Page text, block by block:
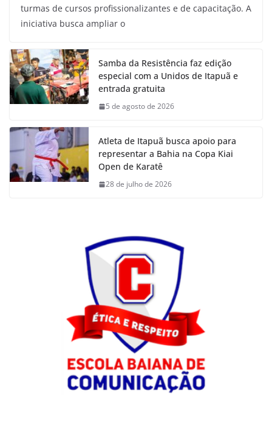
turmas de cursos profissionalizantes e de capacitação. A
iniciativa busca ampliar o
Samba da Resistência faz edição
especial com a Unidos de Itapuã e
entrada gratuita
5 de agosto de 2026
Atleta de Itapuã busca apoio para
representar a Bahia na Copa Kiai
Open de Karatê
28 de julho de 2026